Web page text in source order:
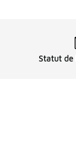
Statut de